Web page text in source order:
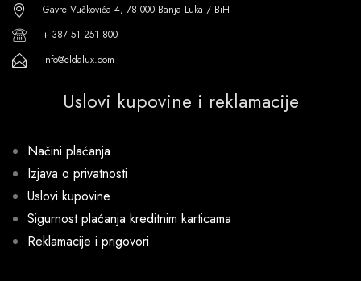
Gavre Vučkovića 4, 78 000 Banja Luka / BiH
+ 387 51 251 800
info@eldalux.com
Uslovi kupovine i reklamacije
Načini plaćanja
Izjava o privatnosti
Uslovi kupovine
Sigurnost plaćanja kreditnim karticama
Reklamacije i prigovori